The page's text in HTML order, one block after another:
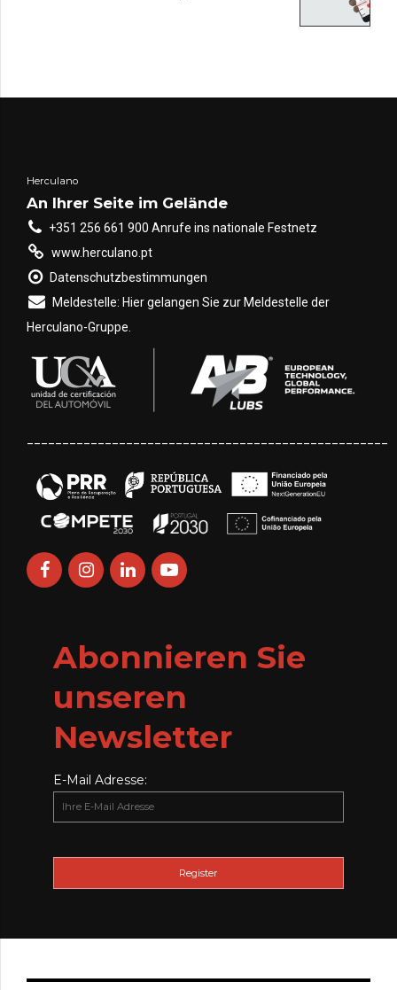
Herculano
An Ihrer Seite im Gelände
+351 256 661 900 Anrufe ins nationale Festnetz
www.herculano.pt
Datenschutzbestimmungen
Meldestelle: Hier gelangen Sie zur Meldestelle der
Herculano-Gruppe.
Abonnieren Sie
unseren
Newsletter
E-Mail Adresse: